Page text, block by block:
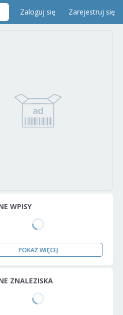
Zaloguj się Zarejestruj się
WPISY
POKAŻ WIĘCEJ
ZNALEZISKA